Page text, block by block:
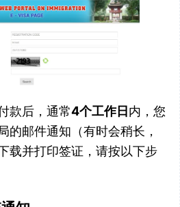
款后，通常4个工作日内，您
的邮件通知（有时会稍长，
载并打印签证，请按以下步